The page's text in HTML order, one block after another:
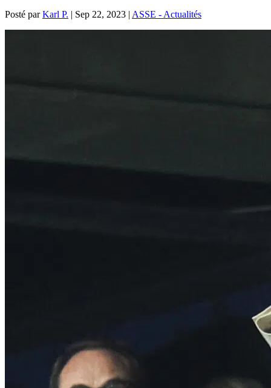
Posté parKarl P. | Sep 22, 2023 | ASSE - Actualités